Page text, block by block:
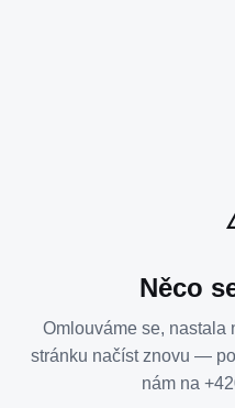
Něco
Omlouváme se, nastala
stránku načíst znovu —
nám na